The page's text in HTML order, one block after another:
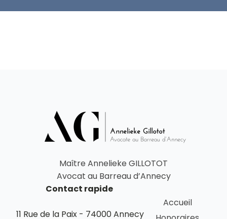
Maître Annelieke GILLOTOT
Avocat au Barreau d’Annecy
Contact rapide
11 Rue de la Paix - 74000 Annecy
Accueil